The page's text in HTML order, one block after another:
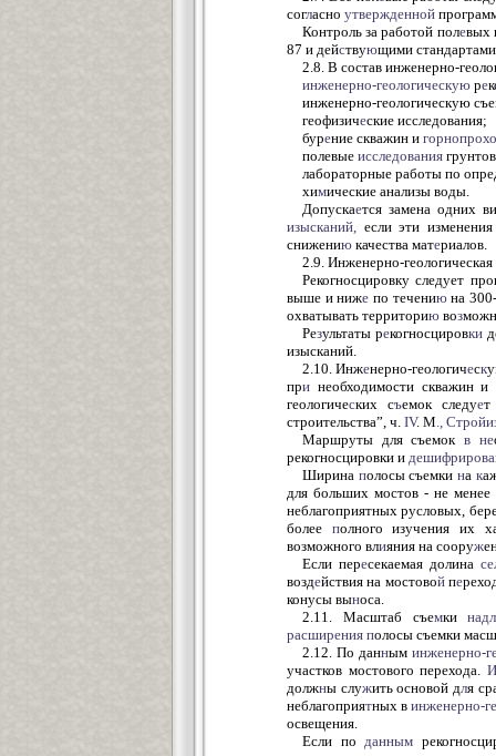
согласно утвержденной
Контроль за работой полевых
87 и действующими
2.8. В состав инженерно-
инженерно-геологическую ре
инженерно-геологическую
геофизические исследования;
бурение скважин и
полевые исследования
лабораторные работы по
химические анализы воды.
Допускается замена одних
изысканий,
если эти
снижению качества материалов.
2.9. Инженерно-
Рекогносцировку следует
выше и ниже по течениюна
охватывать территорию воз
Результаты рекогносцировки
изысканий.
2.10. Инженерно-геологическу
при необходимости скважин
геологических съемок следует
строительства”, ч. IV. М
Маршруты для съемокв не
рекогносцировки и
Ширина полосы съемкина к
для больших мостов - не
неблагоприятных русловых,
более полного изучения их
возможного влияния на сооруж
Если пересекаемая долина
воздействия на мостовой пе
конусы выноса.
2.11. Масштаб съемки
расширения полосы съемки
2.12. По данным инженерно-
участков мостового перехода.
должны служить основой для
неблагоприятных в инженерно-
освещения.
Если по данным